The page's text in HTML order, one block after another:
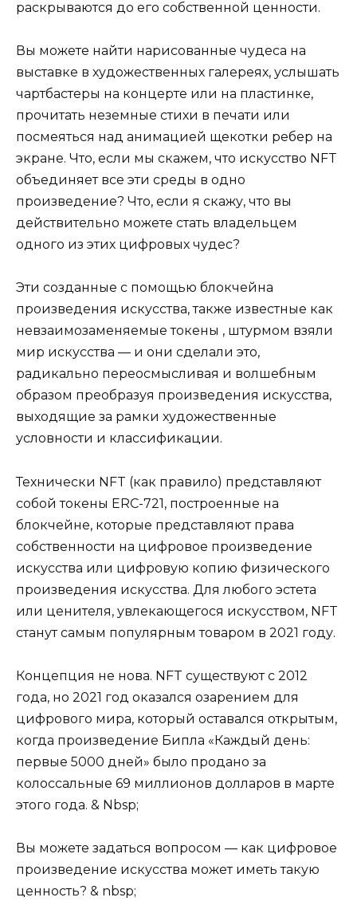
раскрываются до его собственной ценности.
Вы можете найти нарисованные чудеса на
выставке в художественных галереях, услышать
чартбастеры на концерте или на пластинке,
прочитать неземные стихи в печати или
посмеяться над анимацией щекотки ребер на
экране. Что, если мы скажем, что искусство NFT
объединяет все эти среды в одно
произведение? Что, если я скажу, что вы
действительно можете стать владельцем
одного из этих цифровых чудес?
Эти созданные с помощью блокчейна
произведения искусства, также известные как
невзаимозаменяемые токены , штурмом взяли
мир искусства — и они сделали это,
радикально переосмысливая и волшебным
образом преобразуя произведения искусства,
выходящие за рамки художественные
условности и классификации.
Технически NFT (как правило) представляют
собой токены ERC-721, построенные на
блокчейне, которые представляют права
собственности на цифровое произведение
искусства или цифровую копию физического
произведения искусства. Для любого эстета
или ценителя, увлекающегося искусством, NFT
станут самым популярным товаром в 2021 году.
Концепция не нова. NFT существуют с 2012
года, но 2021 год оказался озарением для
цифрового мира, который оставался открытым,
когда произведение Бипла «Каждый день:
первые 5000 дней» было продано за
колоссальные 69 миллионов долларов в марте
этого года. & Nbsp;
Вы можете задаться вопросом — как цифровое
произведение искусства может иметь такую ​​
ценность? & nbsp;